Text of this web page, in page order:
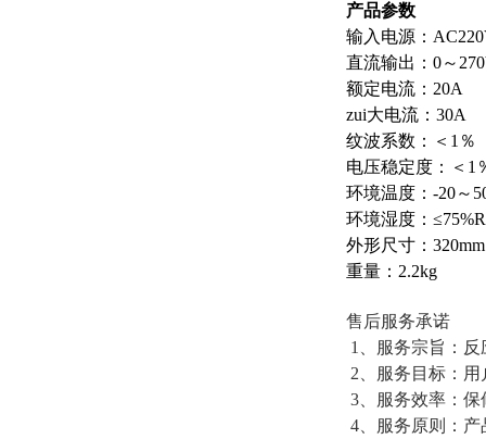
产品参数
输入电源：
直流输出：0～
额定电流：20A
zui大电流：30A
纹波系数：＜1％
电压稳定度：＜1
环境温度：-20～
环境湿度：
外形尺寸：
重量：2.2kg
售后服务承诺
1、服务宗旨：
2、服务目标：
3、服务效率：
4、服务原则：